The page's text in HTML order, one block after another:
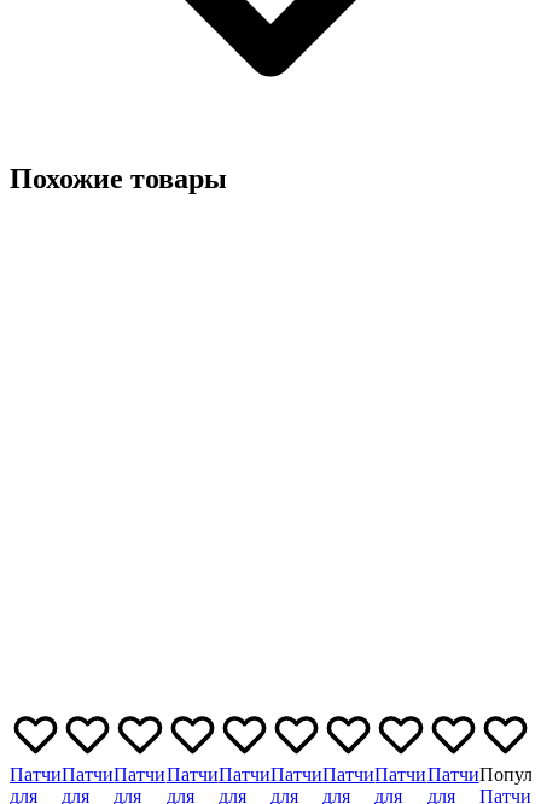
Похожие товары
Патчи
для
Патчи
для
Патчи
для
Патчи
для
Патчи
для
Патчи
для
Патчи
для
Патчи
для
Патчи
для
Патчи